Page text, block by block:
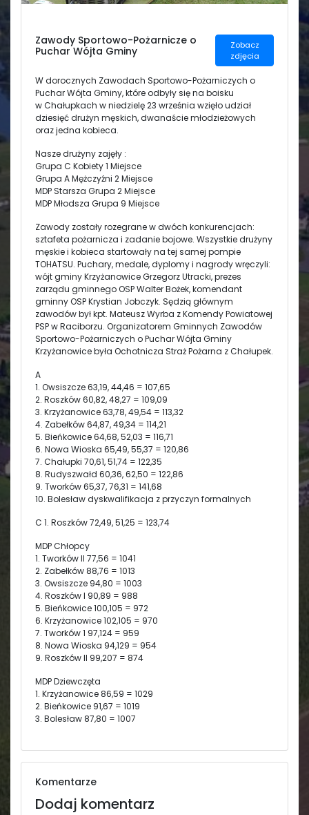
Zawody Sportowo-Pożarnicze o
Puchar Wójta Gminy
Zobacz
zdjęcia
W dorocznych Zawodach Sportowo-Pożarniczych o
Puchar Wójta Gminy, które odbyły się na boisku
w Chałupkach w niedzielę 23 września wzięło udział
dziesięć drużyn męskich, dwanaście młodzieżowych
oraz jedna kobieca.
Nasze drużyny zajęły :
Grupa C Kobiety 1 Miejsce
Grupa A Mężczyźni 2 Miejsce
MDP Starsza Grupa 2 Miejsce
MDP Młodsza Grupa 9 Miejsce
Zawody zostały rozegrane w dwóch konkurencjach:
sztafeta pożarnicza i zadanie bojowe. Wszystkie drużyny
męskie i kobieca startowały na tej samej pompie
TOHATSU. Puchary, medale, dyplomy i nagrody wręczyli:
wójt gminy Krzyżanowice Grzegorz Utracki, prezes
zarządu gminnego OSP Walter Bożek, komendant
gminny OSP Krystian Jobczyk. Sędzią głównym
zawodów był kpt. Mateusz Wyrba z Komendy Powiatowej
PSP w Raciborzu. Organizatorem Gminnych Zawodów
Sportowo-Pożarniczych o Puchar Wójta Gminy
Krzyżanowice była Ochotnicza Straż Pożarna z Chałupek.
A
1. Owsiszcze 63,19, 44,46 = 107,65
2. Roszków 60,82, 48,27 = 109,09
3. Krzyżanowice 63,78, 49,54 = 113,32
4. Zabełków 64,87, 49,34 = 114,21
5. Bieńkowice 64,68, 52,03 = 116,71
6. Nowa Wioska 65,49, 55,37 = 120,86
7. Chałupki 70,61, 51,74 = 122,35
8. Rudyszwałd 60,36, 62,50 = 122,86
9. Tworków 65,37, 76,31 = 141,68
10. Bolesław dyskwalifikacja z przyczyn formalnych
C 1. Roszków 72,49, 51,25 = 123,74
MDP Chłopcy
1. Tworków II 77,56 = 1041
2. Zabełków 88,76 = 1013
3. Owsiszcze 94,80 = 1003
4. Roszków I 90,89 = 988
5. Bieńkowice 100,105 = 972
6. Krzyżanowice 102,105 = 970
7. Tworków 1 97,124 = 959
8. Nowa Wioska 94,129 = 954
9. Roszków II 99,207 = 874
MDP Dziewczęta
1. Krzyżanowice 86,59 = 1029
2. Bieńkowice 91,67 = 1019
3. Bolesław 87,80 = 1007
Komentarze
Dodaj komentarz